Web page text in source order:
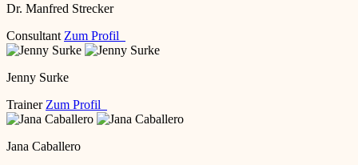
Dr. Manfred Strecker
Consultant Zum Profil
Jenny Surke
Trainer Zum Profil
Jana Caballero